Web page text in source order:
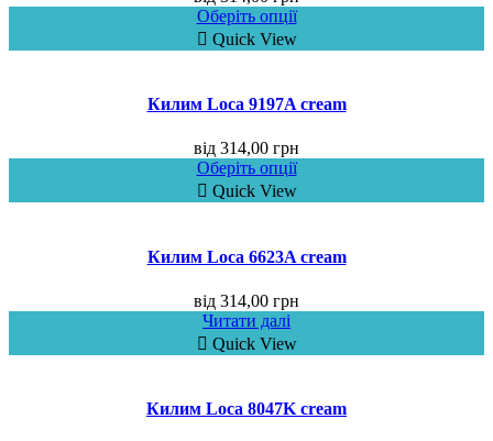
Оберіть опції
Quick View
Килим Loca 9197A cream
від 314,00 грн
Оберіть опції
Quick View
Килим Loca 6623A cream
від 314,00 грн
Читати далі
Quick View
Килим Loca 8047K cream